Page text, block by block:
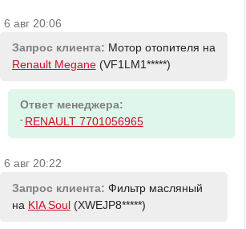
6 авг 20:06
Запрос клиента: Мотор отопителя на
Renault Megane(VF1LM1*****)
Ответ менеджера:
- RENAULT 7701056965
6 авг 20:22
Запрос клиента: Фильтр масляный
на KIA Soul (XWEJP8*****)